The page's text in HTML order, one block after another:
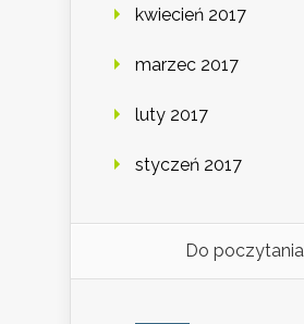
kwiecień 2017
marzec 2017
luty 2017
styczeń 2017
Do poczytania